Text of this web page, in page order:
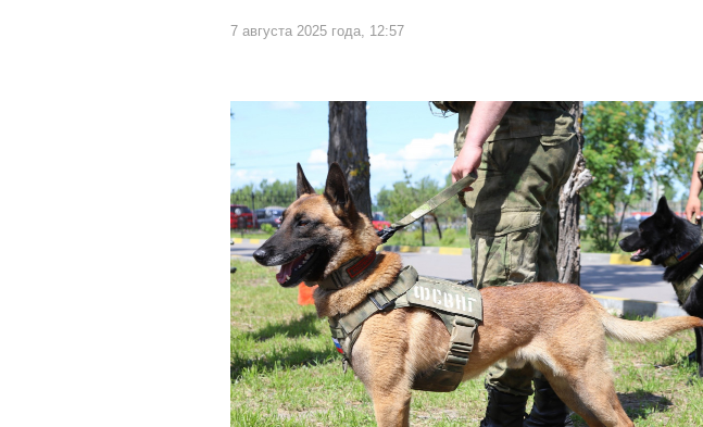
7 августа 2025 года, 12:57